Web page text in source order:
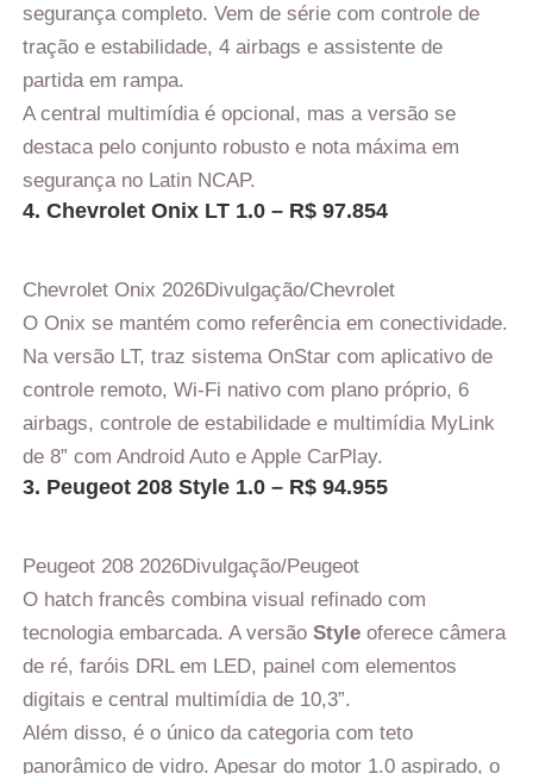
segurança completo. Vem de série com controle de
tração e estabilidade, 4 airbags e assistente de
partida em rampa.
A central multimídia é opcional, mas a versão se
destaca pelo conjunto robusto e nota máxima em
segurança no Latin NCAP.
4. Chevrolet Onix LT 1.0 – R$ 97.854
Chevrolet Onix 2026Divulgação/Chevrolet
O Onix se mantém como referência em conectividade.
Na versão LT, traz sistema OnStar com aplicativo de
controle remoto, Wi-Fi nativo com plano próprio, 6
airbags, controle de estabilidade e multimídia MyLink
de 8” com Android Auto e Apple CarPlay.
3. Peugeot 208 Style 1.0 – R$ 94.955
Peugeot 208 2026Divulgação/Peugeot
O hatch francês combina visual refinado com
tecnologia embarcada. A versão Style oferece câmera
de ré, faróis DRL em LED, painel com elementos
digitais e central multimídia de 10,3”.
Além disso, é o único da categoria com teto
panorâmico de vidro. Apesar do motor 1.0 aspirado, o